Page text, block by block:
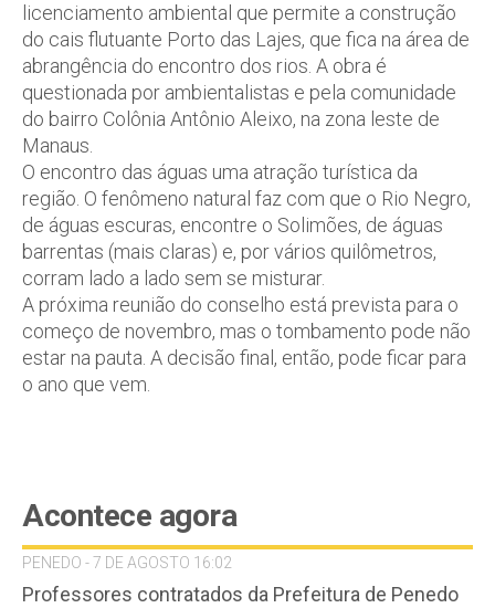
licenciamento ambiental que permite a construção
do cais flutuante Porto das Lajes, que fica na área de
abrangência do encontro dos rios. A obra é
questionada por ambientalistas e pela comunidade
do bairro Colônia Antônio Aleixo, na zona leste de
Manaus.
O encontro das águas uma atração turística da
região. O fenômeno natural faz com que o Rio Negro,
de águas escuras, encontre o Solimões, de águas
barrentas (mais claras) e, por vários quilômetros,
corram lado a lado sem se misturar.
A próxima reunião do conselho está prevista para o
começo de novembro, mas o tombamento pode não
estar na pauta. A decisão final, então, pode ficar para
o ano que vem.
Acontece agora
PENEDO - 7 DE AGOSTO 16:02
Professores contratados da Prefeitura de Penedo